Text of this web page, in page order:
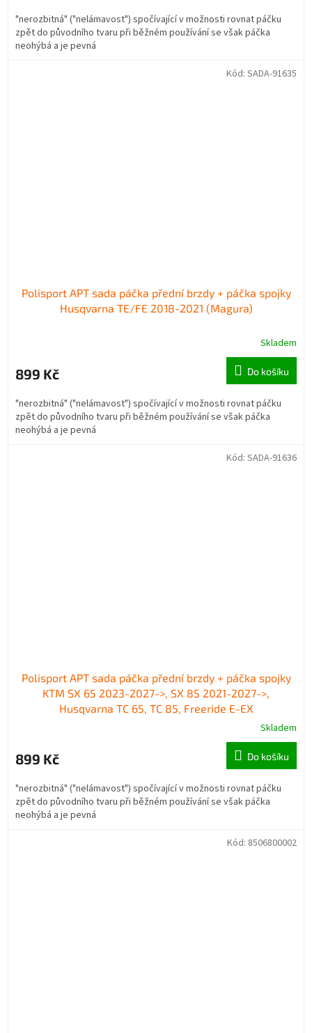
"nerozbitná" ("nelámavost") spočívající v možnosti rovnat páčku
zpět do původního tvaru při běžném používání se však páčka
neohýbá a je pevná
Polisport APT sada páčka přední brzdy + páčka spojky
Husqvarna TE/FE 2018-2021 (Magura)
Skladem
899 Kč Do košíku
"nerozbitná" ("nelámavost") spočívající v možnosti rovnat páčku
zpět do původního tvaru při běžném používání se však páčka
neohýbá a je pevná
Kód: SADA-91635
Polisport APT sada páčka přední brzdy + páčka spojky
KTM SX 65 2023-2027->, SX 85 2021-2027->,
Husqvarna TC 65, TC 85, Freeride E-EX
Skladem
899 Kč Do košíku
"nerozbitná" ("nelámavost") spočívající v možnosti rovnat páčku
zpět do původního tvaru při běžném používání se však páčka
neohýbá a je pevná
Kód: SADA-91636
Kód: 8506800002